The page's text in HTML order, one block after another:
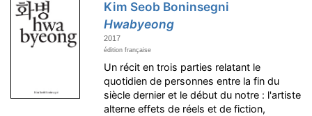
Kim Seob Boninsegni
Hwabyeong
2017
édition française
Un récit en trois parties relatant le
quotidien de personnes entre la fin du
siècle dernier et le début du notre : l'artiste
alterne effets de réels et de fiction,